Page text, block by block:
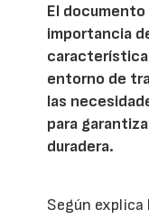
El
importancia
entorno de
las
para
duradera.
Según explica